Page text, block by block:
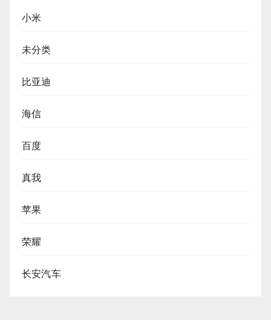
小米
未分类
比亚迪
海信
百度
真我
苹果
荣耀
长安汽车